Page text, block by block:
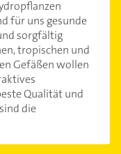
für uns gesunde
sorgfältig
tropischen und
Gefäßen wollen
Qualität und
die